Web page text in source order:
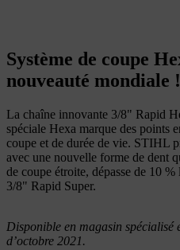
Système de coupe
nouveauté mondiale !
La chaîne innovante 3/8" Rapid
spéciale Hexa marque des points
coupe et de durée de vie. STIHL
avec une nouvelle forme de dent
de coupe étroite, dépasse de 10
3/8" Rapid Super.
Disponible en magasin
d’octobre 2021.